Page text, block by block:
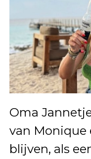
Oma
van Monique
blijven, als